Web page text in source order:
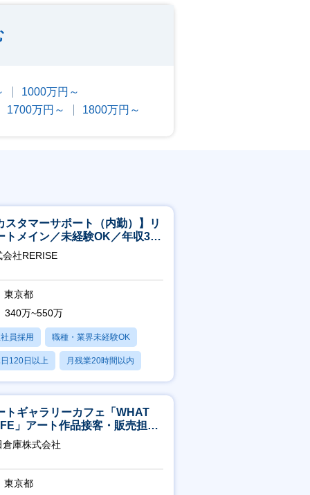
1000万円～
1700万円～
1800万円～
スタマーサポート（内勤）】リ
トメイン／未経験OK／年収340
／年間休日125日
会社RERISE
東京都
340万~550万
員採用 職種・業界未経験OK
120日以上 月残業20時間以内
あり
トギャラリーカフェ「WHAT
」アート作品接客・販売担当
ト領域未経験可
倉庫株式会社
東京都